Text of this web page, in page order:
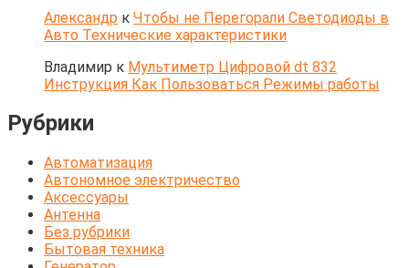
Александр к Чтобы не Перегорали Светодиоды в
Авто Технические характеристики
Владимир к Мультиметр Цифровой dt 832
Инструкция Как Пользоваться Режимы работы
Рубрики
Автоматизация
Автономное электричество
Аксессуары
Антенна
Без рубрики
Бытовая техника